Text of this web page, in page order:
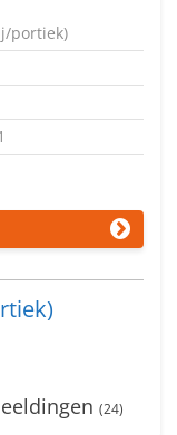
portiek)
(24)